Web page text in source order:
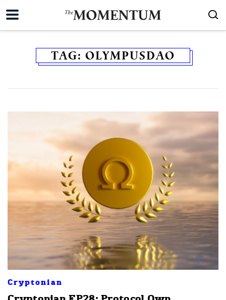
TAG: OLYMPUSDAO
Cryptonian
SHARE TWEET LINE EMAIL